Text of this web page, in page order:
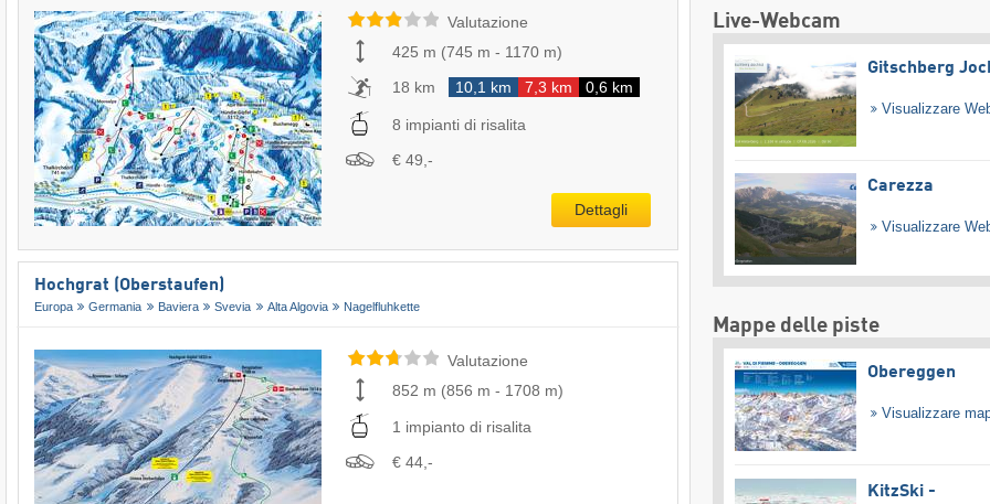
Valutazione
425 m (745 m - 1170 m)
18 km
10,1 km 7,3 km 0,6 km
8 impianti di risalita
€ 49,-
Dettagli
Hochgrat (Oberstaufen)
Europa Germania Baviera Svevia Alta Algovia Nagelfluhkette
Valutazione
852 m (856 m - 1708 m)
1 impianto di risalita
€ 44,-
Live-Webcam
Gitschberg
Visualizzare
Carezza
Visualizzare
Mappe delle piste
Obereggen
Visualizzare
KitzSki -